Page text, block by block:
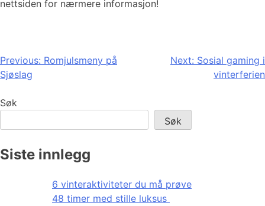
nettsiden for nærmere informasjon!
Innleggsnavigasjon
Previous: Romjulsmeny på
Sjøslag
Next: Sosial gaming i
vinterferien
Søk
Søk
Siste innlegg
6 vinteraktiviteter du må prøve
48 timer med stille luksus